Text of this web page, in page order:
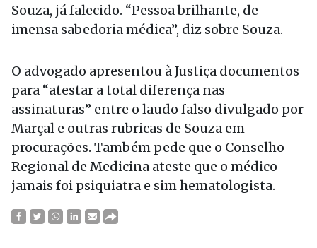
Souza, já falecido. “Pessoa brilhante, de
imensa sabedoria médica”, diz sobre Souza.
O advogado apresentou à Justiça documentos
para “atestar a total diferença nas
assinaturas” entre o laudo falso divulgado por
Marçal e outras rubricas de Souza em
procurações. Também pede que o Conselho
Regional de Medicina ateste que o médico
jamais foi psiquiatra e sim hematologista.